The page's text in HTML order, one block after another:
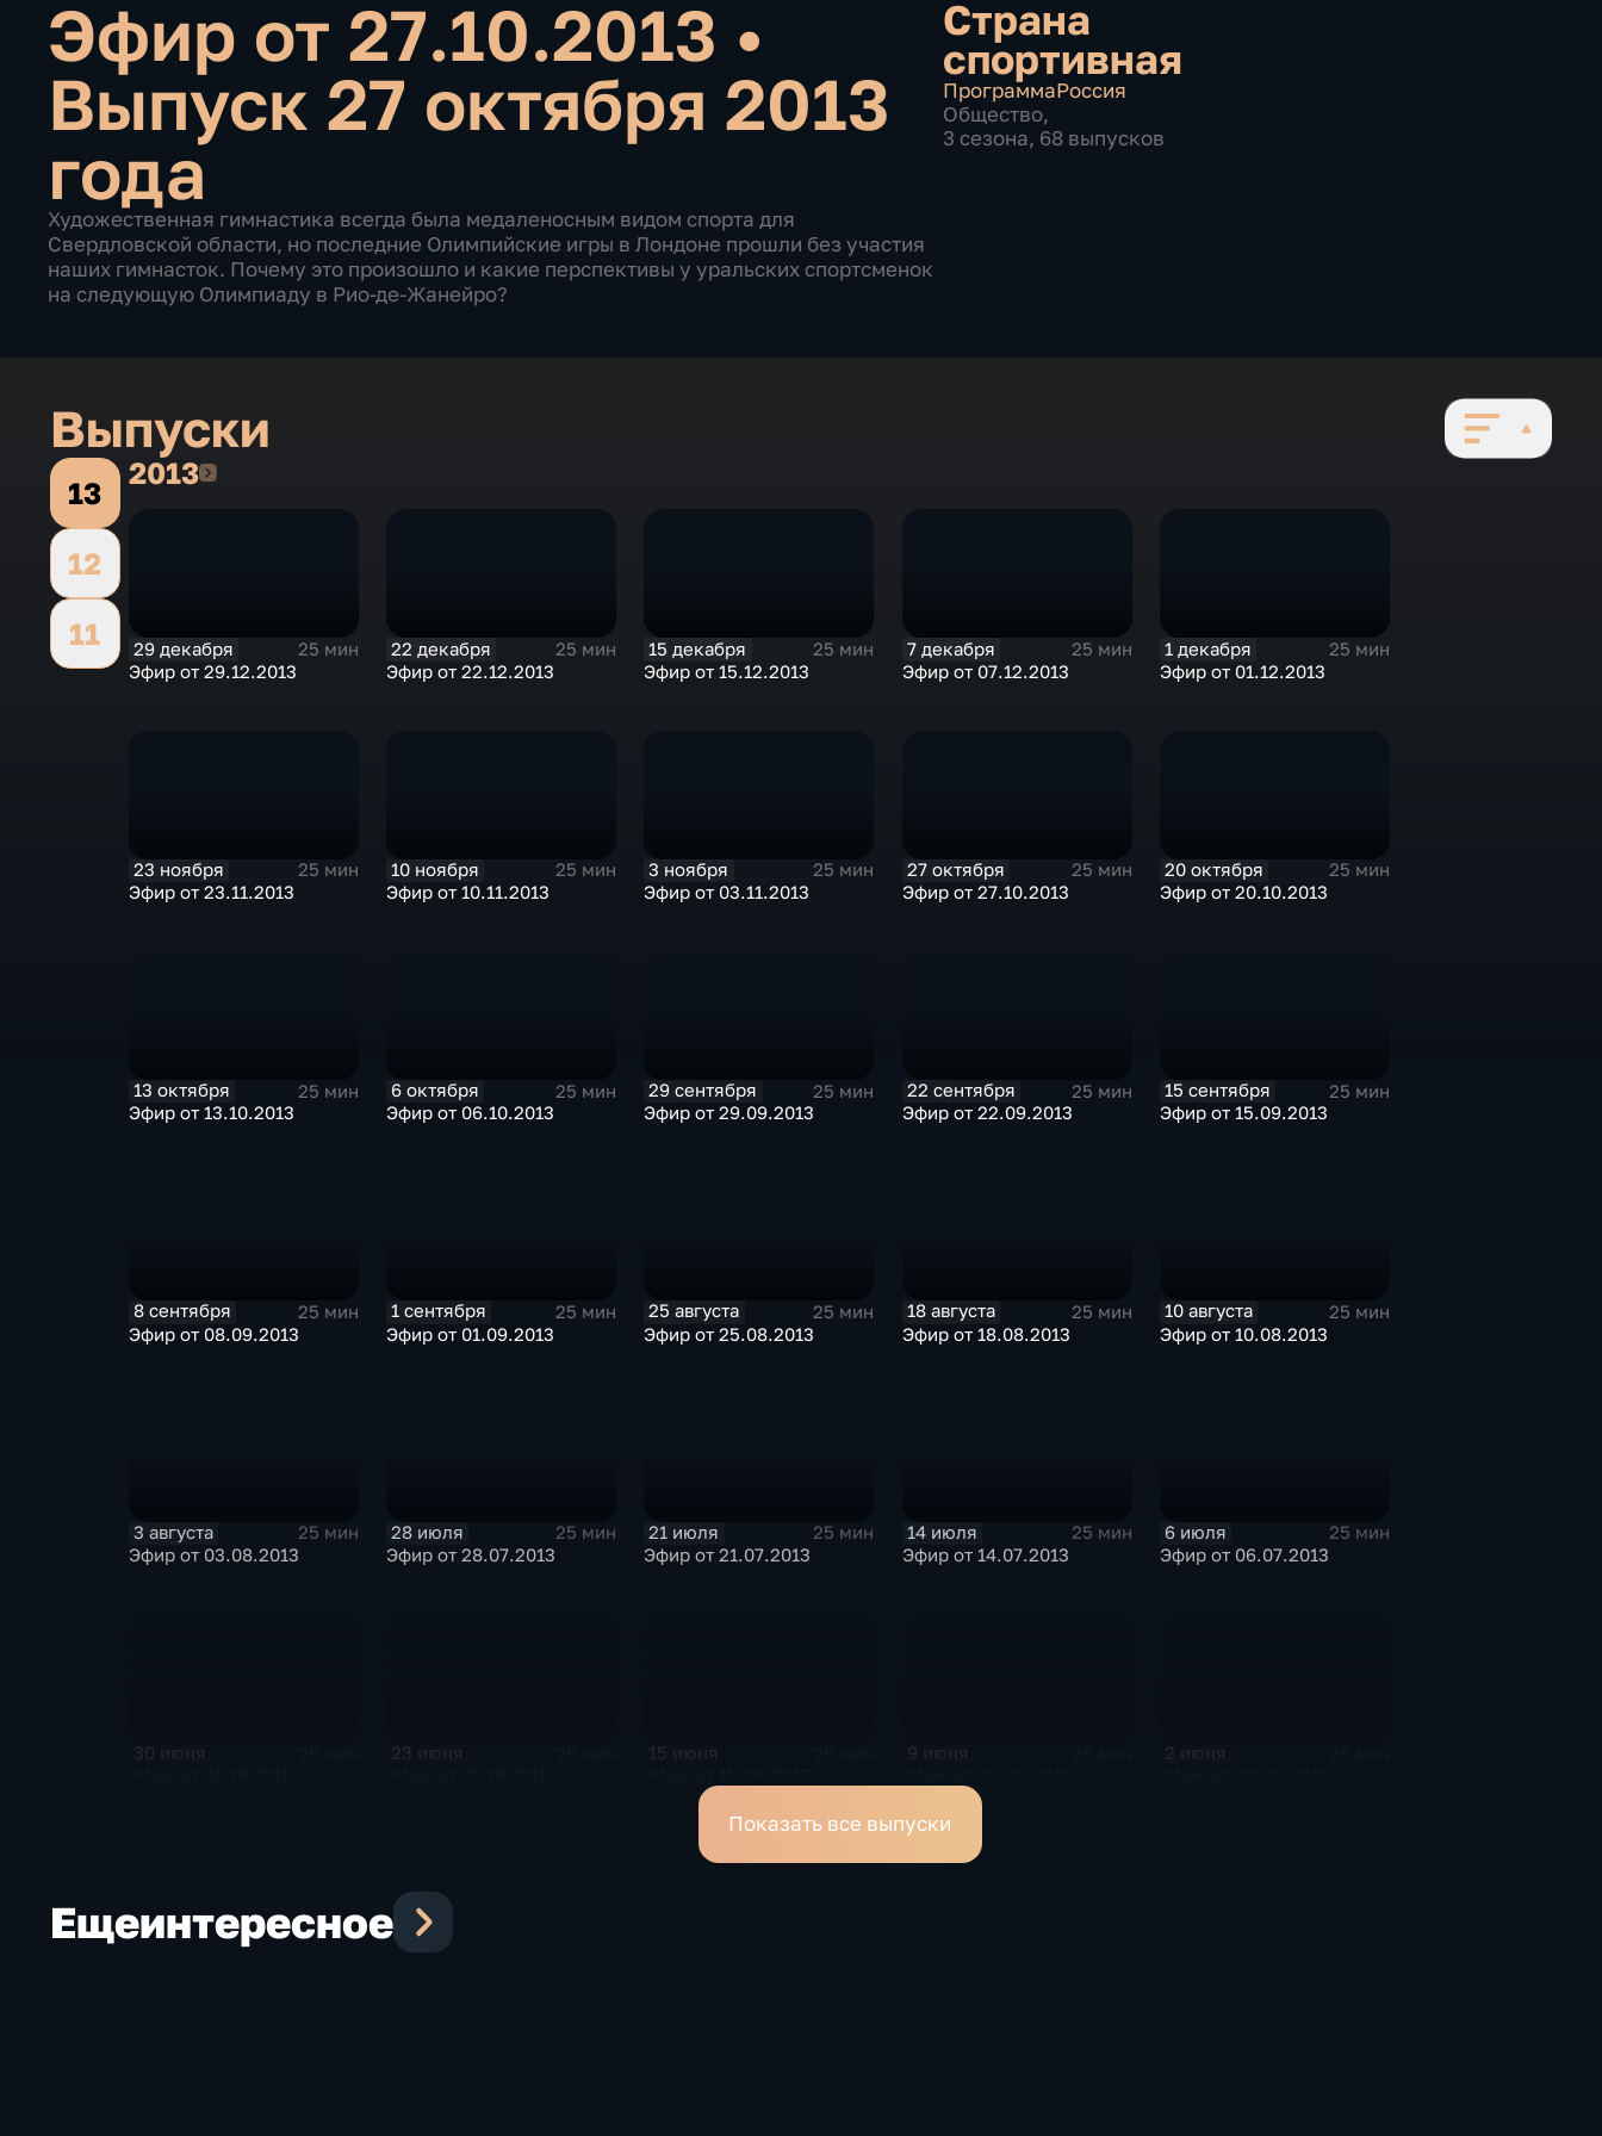
Эфир от 27.10.2013 •
Выпуск 27 октября 2013
года
Художественная гимнастика всегда была медаленосным видом спорта для
Свердловской области, но последние Олимпийские игры в Лондоне прошли без участия
наших гимнасток. Почему это произошло и какие перспективы у уральских спортсменок
на следующую Олимпиаду в Рио-де-Жанейро?
Страна
спортивная
ПрограммаРоссия
Общество,
3 сезона, 68 выпусков
Выпуски
13
12
11
20132013
29 декабря
25 мин
Эфир от 29.12.2013
22 декабря
25 мин
Эфир от 22.12.2013
15 декабря
25 мин
Эфир от 15.12.2013
7 декабря
25 мин
Эфир от 07.12.2013
1 декабря
25 мин
Эфир от 01.12.2013
23 ноября
25 мин
Эфир от 23.11.2013
10 ноября
25 мин
Эфир от 10.11.2013
3 ноября
25 мин
Эфир от 03.11.2013
27 октября
25 мин
Эфир от 27.10.2013
20 октября
25 мин
Эфир от 20.10.2013
13 октября
25 мин
Эфир от 13.10.2013
6 октября
25 мин
Эфир от 06.10.2013
29 сентября
25 мин
Эфир от 29.09.2013
22 сентября
25 мин
Эфир от 22.09.2013
15 сентября
25 мин
Эфир от 15.09.2013
8 сентября
25 мин
Эфир от 08.09.2013
1 сентября
25 мин
Эфир от 01.09.2013
25 августа
25 мин
Эфир от 25.08.2013
18 августа
25 мин
Эфир от 18.08.2013
10 августа
25 мин
Эфир от 10.08.2013
3 августа
25 мин
Эфир от 03.08.2013
28 июля
25 мин
Эфир от 28.07.2013
21 июля
25 мин
Эфир от 21.07.2013
14 июля
25 мин
Эфир от 14.07.2013
6 июля
25 мин
Эфир от 06.07.2013
30 июня 23 июня 15 июня 9 июня 2 июня
Показать все выпуски
Ещеинтересное